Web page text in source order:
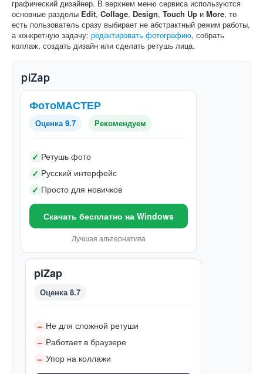
графический дизайнер. В верхнем меню сервиса используются
основные разделы Edit, Collage, Design, Touch Up и More, то
есть пользователь сразу выбирает не абстрактный режим работы,
а конкретную задачу: редактировать фотографию, собрать
коллаж, создать дизайн или сделать ретушь лица.
piZap
ФотоМАСТЕР
Оценка 9.7 Рекомендуем
✓ Ретушь фото
✓ Русский интерфейс
✓ Просто для новичков
Скачать бесплатно на Windows
Лучшая альтернатива
piZap
Оценка 8.7
– Не для сложной ретуши
– Работает в браузере
– Упор на коллажи